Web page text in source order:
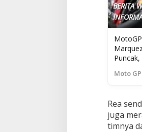
BERITA
Moto GP
Rea
juga
timnya